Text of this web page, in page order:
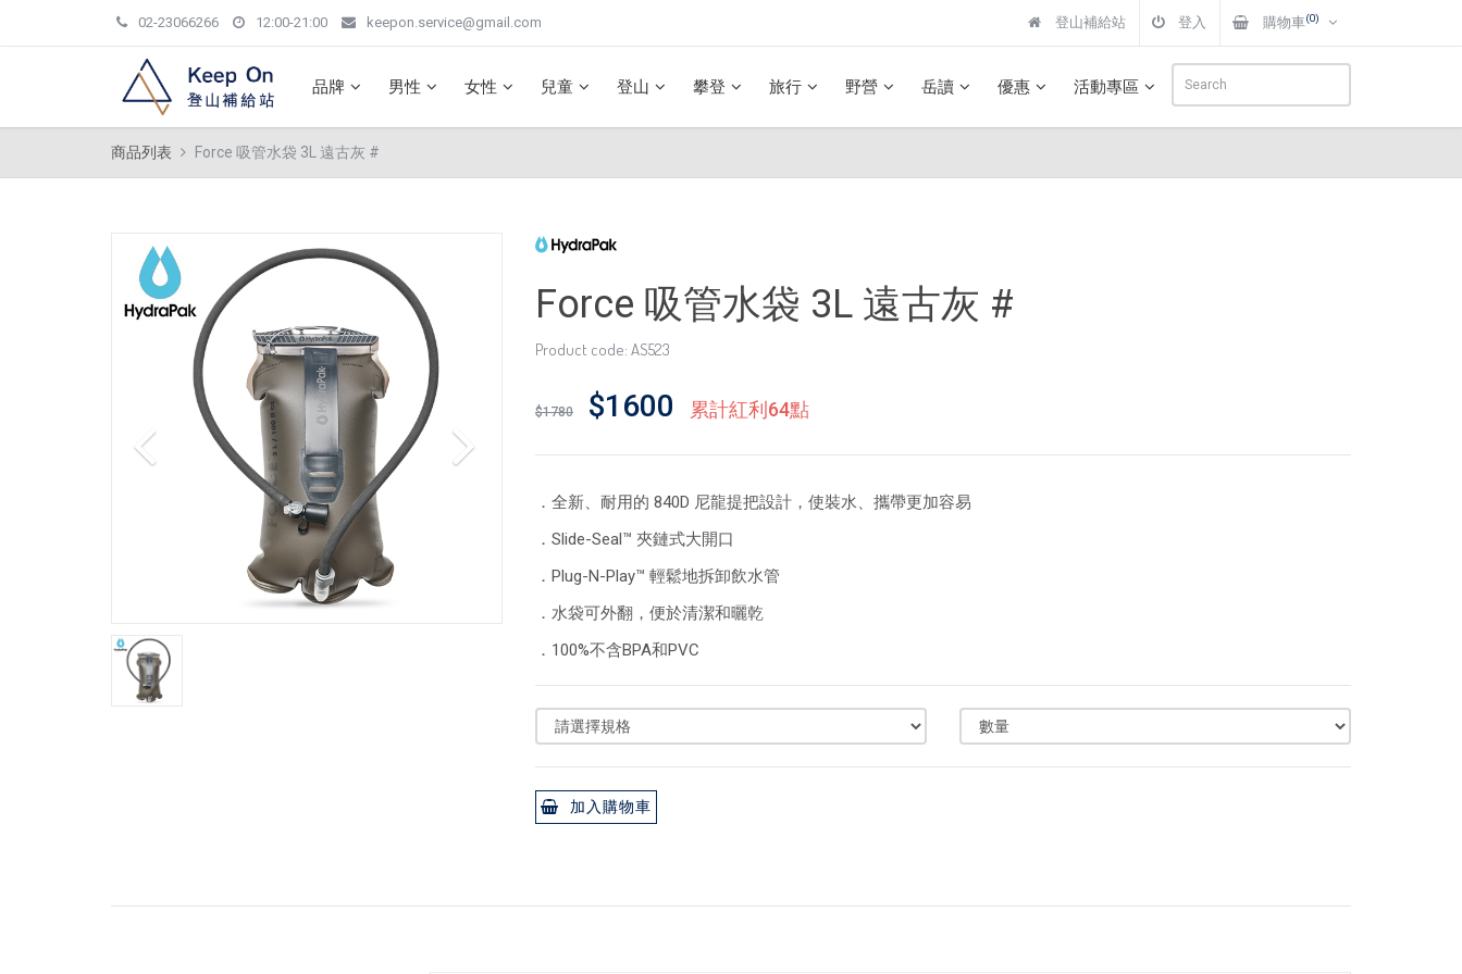
02-23066266 12:00-21:00 keepon.service@gmail.com 登山補給站 登入 購物車(0)
品牌 男性 女性 兒童 登山 攀登 旅行 野營 岳讀 優惠 活動專區
商品列表 Force 吸管水袋 3L 遠古灰 #
Force 吸管水袋 3L 遠古灰 #
Product code: AS523
$1780 $1600 累計紅利64點
．全新、耐用的 840D 尼龍提把設計，使裝水、攜帶更加容易
．Slide-Seal™ 夾鏈式大開口
．Plug-N-Play™ 輕鬆地拆卸飲水管
．水袋可外翻，便於清潔和曬乾
．100%不含BPA和PVC
加入購物車